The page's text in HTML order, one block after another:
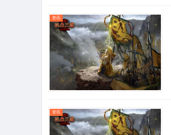
资讯
资讯